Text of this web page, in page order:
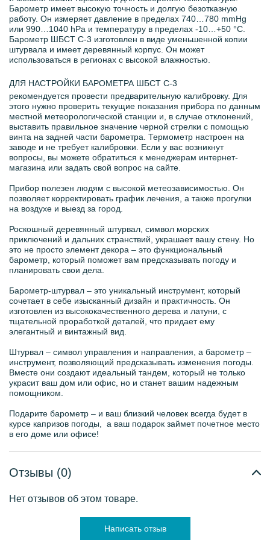
Барометр имеет высокую точность и долгую безотказную
работу. Он измеряет давление в пределах 740…780 mmHg
или 990…1040 hPa и температуру в пределах -10…+50 °C.
Барометр ШБСТ С-3 изготовлен в виде уменьшенной копии
штурвала и имеет деревянный корпус. Он может
использоваться в регионах с высокой влажностью.
ДЛЯ НАСТРОЙКИ БАРОМЕТРА ШБСТ С-3
рекомендуется провести предварительную калибровку. Для
этого нужно проверить текущие показания прибора по данным
местной метеорологической станции и, в случае отклонений,
выставить правильное значение черной стрелки с помощью
винта на задней части барометра. Термометр настроен на
заводе и не требует калибровки. Если у вас возникнут
вопросы, вы можете обратиться к менеджерам интернет-
магазина или задать свой вопрос на сайте.
Прибор полезен людям с высокой метеозависимостью. Он
позволяет корректировать график лечения, а также прогулки
на воздухе и выезд за город.
Роскошный деревянный штурвал, символ морских
приключений и дальних странствий, украшает вашу стену. Но
это не просто элемент декора – это функциональный
барометр, который поможет вам предсказывать погоду и
планировать свои дела.
Барометр-штурвал – это уникальный инструмент, который
сочетает в себе изысканный дизайн и практичность. Он
изготовлен из высококачественного дерева и латуни, с
тщательной проработкой деталей, что придает ему
элегантный и винтажный вид.
Штурвал – символ управления и направления, а барометр –
инструмент, позволяющий предсказывать изменения погоды.
Вместе они создают идеальный тандем, который не только
украсит ваш дом или офис, но и станет вашим надежным
помощником.
Подарите барометр – и ваш близкий человек всегда будет в
курсе капризов погоды, а ваш подарок займет почетное место
в его доме или офисе!
Отзывы (0)
Нет отзывов об этом товаре.
Написать отзыв